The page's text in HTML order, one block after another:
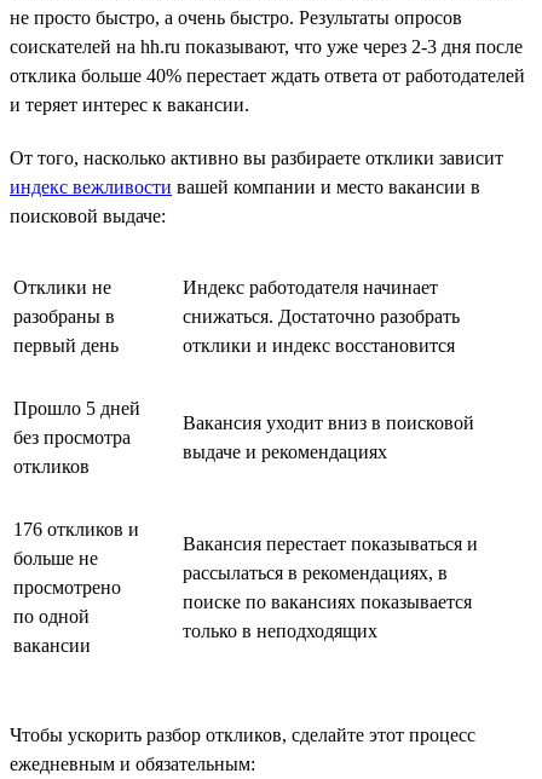
не просто быстро, а очень быстро. Результаты опросов
соискателей на hh.ru показывают, что уже через 2-3 дня после
отклика больше 40% перестает ждать ответа от работодателей
и теряет интерес к вакансии.
От того, насколько активно вы разбираете отклики зависит
индекс вежливости вашей компании и место вакансии в
поисковой выдаче:
Отклики не
разобраны в
первый день
Индекс работодателя начинает
снижаться. Достаточно разобрать
отклики и индекс восстановится
Прошло 5 дней
без просмотра
откликов
Вакансия уходит вниз в поисковой
выдаче и рекомендациях
176 откликов и
больше не
просмотрено
по одной
вакансии
Вакансия перестает показываться и
рассылаться в рекомендациях, в
поиске по вакансиях показывается
только в неподходящих
Чтобы ускорить разбор откликов, сделайте этот процесс
ежедневным и обязательным: